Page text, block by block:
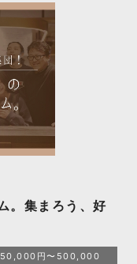
。集まろう、好
円〜500,000